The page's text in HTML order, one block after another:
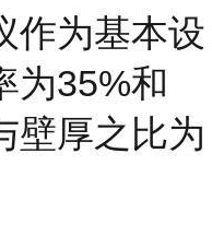
作为基本设
为35%和
壁厚之比为